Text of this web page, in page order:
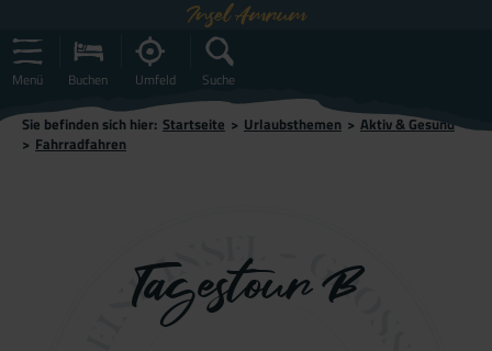
Menü Buchen Umfeld Suche
Insel Amrum
Sie befinden sich hier: Startseite > Urlaubsthemen > Aktiv & Gesund
> Fahrradfahren
Tagestour B